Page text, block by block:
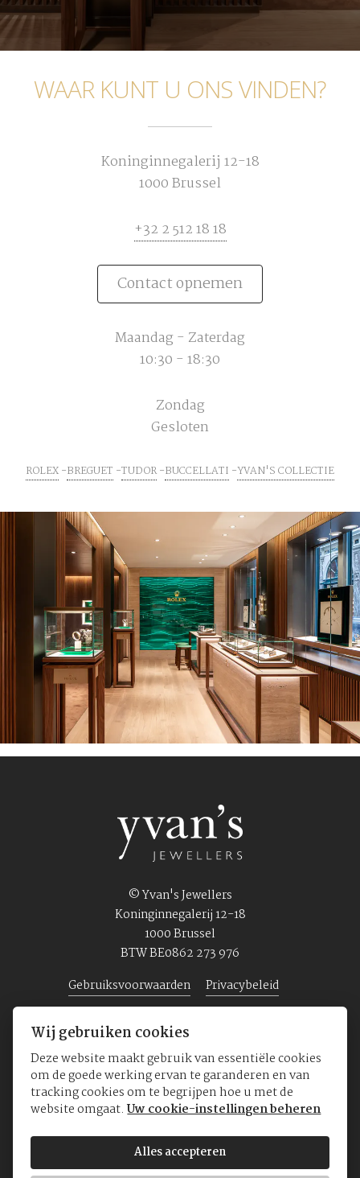
WAAR KUNT U ONS VINDEN?
Koninginnegalerij 12-18
1000 Brussel
+32 2 512 18 18
Contact opnemen
Maandag - Zaterdag
10:30 - 18:30
Zondag
Gesloten
ROLEX BREGUET TUDOR BUCCELLATI YVAN'S COLLECTIE
© Yvan's Jewellers
Koninginnegalerij 12-18
1000 Brussel
BTW BE0862 273 976
Gebruiksvoorwaarden
Privacybeleid
Home Juwelen Horloges Over ons
Wij gebruiken cookies
Deze website maakt gebruik van essentiële cookies
om de goede werking ervan te garanderen en van
tracking cookies om te begrijpen hoe u met de
website omgaat.Uw cookie-instellingen beheren
Alles accepteren